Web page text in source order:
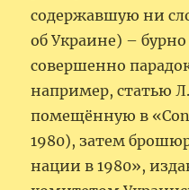
содержавшую ни
об Украине) –
совершенно
например, статью
помещённую в
1980), затем
нации в 1980»,